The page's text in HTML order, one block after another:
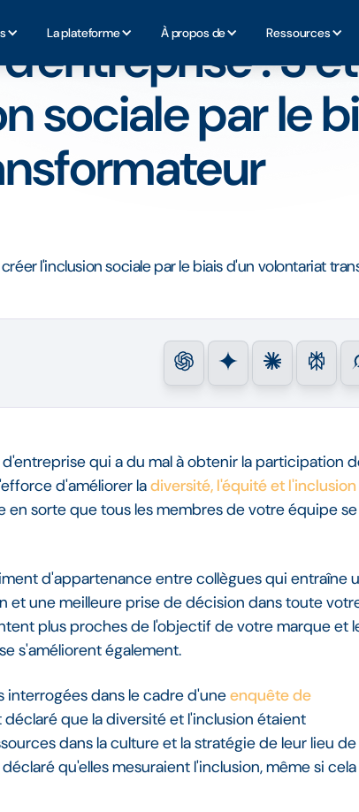
La plateforme À propos de Ressources
pour créer l'inclusion sociale par le biais d'un
: 3
sociale par le
qui a du mal à obtenir la participation
d'améliorer ladiversité, l'équité et l'inclusion
en sorte que tous les membres de votre équipe se
d'appartenance entre collègues qui entraîne
et une meilleure prise de décision dans toute
plus proches de l'objectif de votre marque et
s'améliorent également.
interrogées dans le cadre d'uneenquête de
déclaré que la diversité et l'inclusion étaient
dans la culture et la stratégie de leur lieu de
qu'elles mesuraient l'inclusion, même si